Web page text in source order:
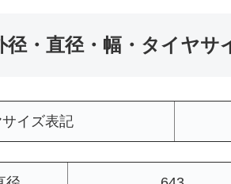
径・直径・幅・タイヤサ
イズ表記